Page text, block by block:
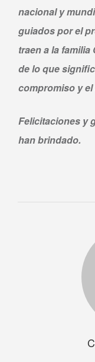
nacional y
guiados por el
traen a la
de lo que
compromiso y
Felicitaciones y
han brindado.